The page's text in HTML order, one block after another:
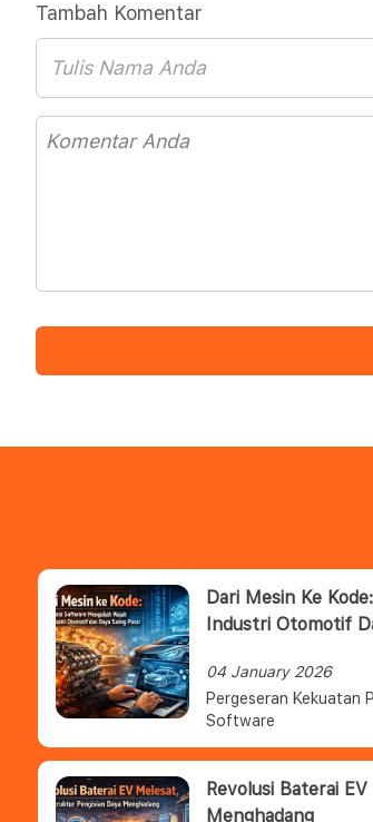
Tambah Komentar
Dari Mesin Ke
Industri Otomotif
04 January 2026
Pergeseran Kekuatan
Software
Revolusi Baterai
Menghadang